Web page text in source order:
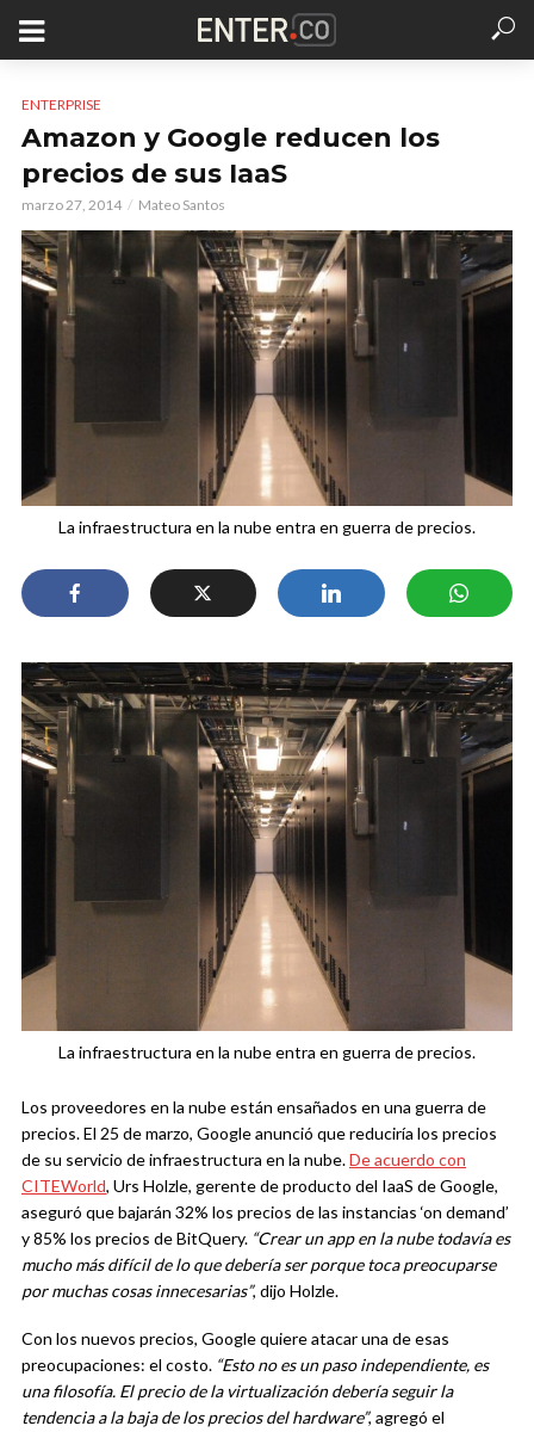
ENTERPRISE
Amazon y Google reducen los
precios de sus IaaS
marzo 27, 2014 Mateo Santos
La infraestructura en la nube entra en guerra de precios.
La infraestructura en la nube entra en guerra de precios.
Los proveedores en la nube están ensañados en una guerra de
precios. El 25 de marzo, Google anunció que reduciría los precios
de su servicio de infraestructura en la nube.De acuerdo con
CITEWorld, Urs Holzle, gerente de producto del IaaS de Google,
aseguró que bajarán 32% los precios de las instancias ‘on demand’
y 85% los precios de BitQuery. “Crear un app en la nube todavía es
mucho más difícil de lo que debería ser porque toca preocuparse
por muchas cosas innecesarias”, dijo Holzle.
Con los nuevos precios, Google quiere atacar una de esas
preocupaciones: el costo. “Esto no es un paso independiente, es
una filosofía. El precio de la virtualización debería seguir la
tendencia a la baja de los precios del hardware”, agregó el